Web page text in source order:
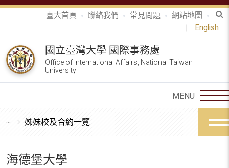
臺大首頁 聯絡我們 常見問題
網站地圖
English
國立臺灣大學 國際事務處
Office of International Affairs, National Taiwan
University
姊妹校及合約一覽
海德堡大學